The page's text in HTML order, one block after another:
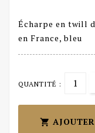
Écharpe en twill
en France, bleu
QUANTITÉ :
